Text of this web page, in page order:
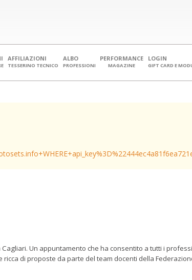
AFFILIAZIONI
TESSERINO TECNICO
ALBO
PROFESSIONI
PERFORMANCE
MAGAZINE
LOGIN
GIFT CARD E
Un appuntamento che ha consentito a tutti i
di proposte da parte del team docenti della